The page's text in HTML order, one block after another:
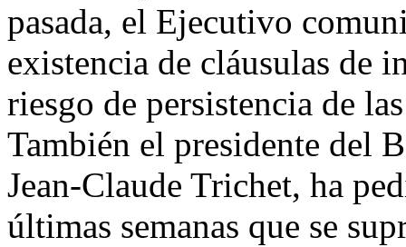
pasada, el Ejecutivo
existencia de cláusulas de
riesgo de persistencia de
También el presidente del
Jean-Claude Trichet, ha
últimas semanas que se